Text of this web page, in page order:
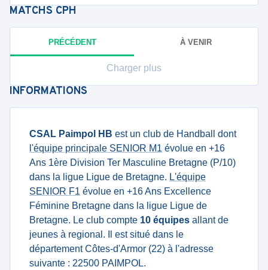
MATCHS CPH
PRÉCÉDENT À VENIR
Charger plus
INFORMATIONS
CSAL Paimpol HB est un club de Handball dont
l'équipe principale SENIOR M1 évolue en +16
Ans 1ère Division Ter Masculine Bretagne (P/10)
dans la ligue Ligue de Bretagne. L'équipe
SENIOR F1 évolue en +16 Ans Excellence
Féminine Bretagne dans la ligue Ligue de
Bretagne. Le club compte 10 équipes allant de
jeunes à regional. Il est situé dans le
département Côtes-d'Armor (22) à l'adresse
suivante : 22500 PAIMPOL.